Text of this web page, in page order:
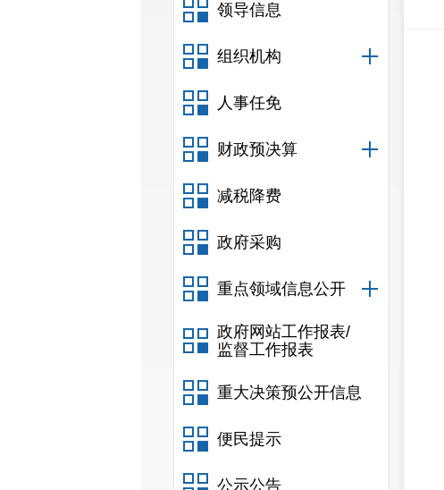
领导信息
组织机构
人事任免
财政预决算
减税降费
政府采购
重点领域信息公开
政府网站工作报表/
监督工作报表
重大决策预公开信息
便民提示
公示公告